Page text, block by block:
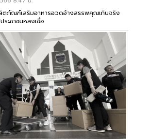
ตภัณฑ์เสริมอาหารอวดอ้างสรรพคุณเกินจริง
ซต์ ทำให้ประชาชนหลงเชื่อ